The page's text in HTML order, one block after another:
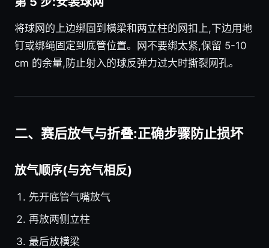
将球网的上边绑固到横梁和两立柱的网扣上,下边用地
钉或绑绳固定到底管位置。网不要绑太紧,保留 5-10
cm 的余量,防止射入的球反弹力过大时撕裂网孔。
二、赛后放气与折叠:正确步骤防止损坏
放气顺序(与充气相反)
先开底管气嘴放气
再放两侧立柱
最后放横梁